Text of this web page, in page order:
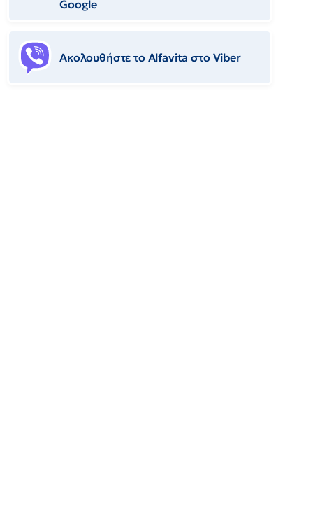
Google
Ακολουθήστε το Αlfavita στο Viber